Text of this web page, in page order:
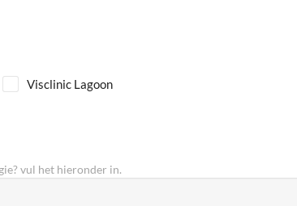
Visclinic Lagoon
vul het hieronder in.